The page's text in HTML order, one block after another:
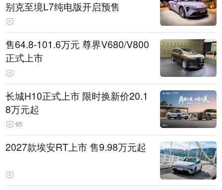
别克至境L7纯电版开启预售
售64.8-101.6万元 尊界V680/V800
正式上市
长城H10正式上市 限时换新价20.1
8万元起
95
2027款埃安RT上市 售9.98万元起